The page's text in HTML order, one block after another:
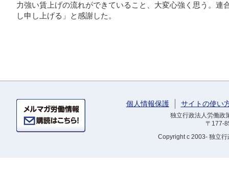
力強い賃上げの流れができていること、大変心強く思う。連
し申し上げる」と感謝した。
個人情報保護 サイトの使い
独立行政法人労働
〒177-
Copyrightc 2003- 独立行